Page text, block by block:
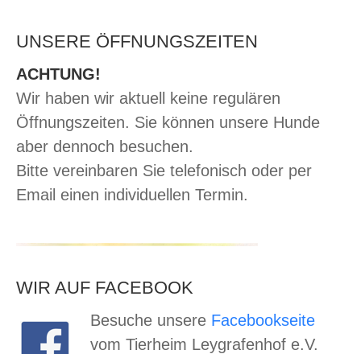
UNSERE ÖFFNUNGSZEITEN
ACHTUNG!
Wir haben wir aktuell keine regulären
Öffnungszeiten. Sie können unsere Hunde
aber dennoch besuchen.
Bitte vereinbaren Sie telefonisch oder per
Email einen individuellen Termin.
WIR AUF FACEBOOK
Besuche unsere Facebookseite
vom Tierheim Leygrafenhof e.V.